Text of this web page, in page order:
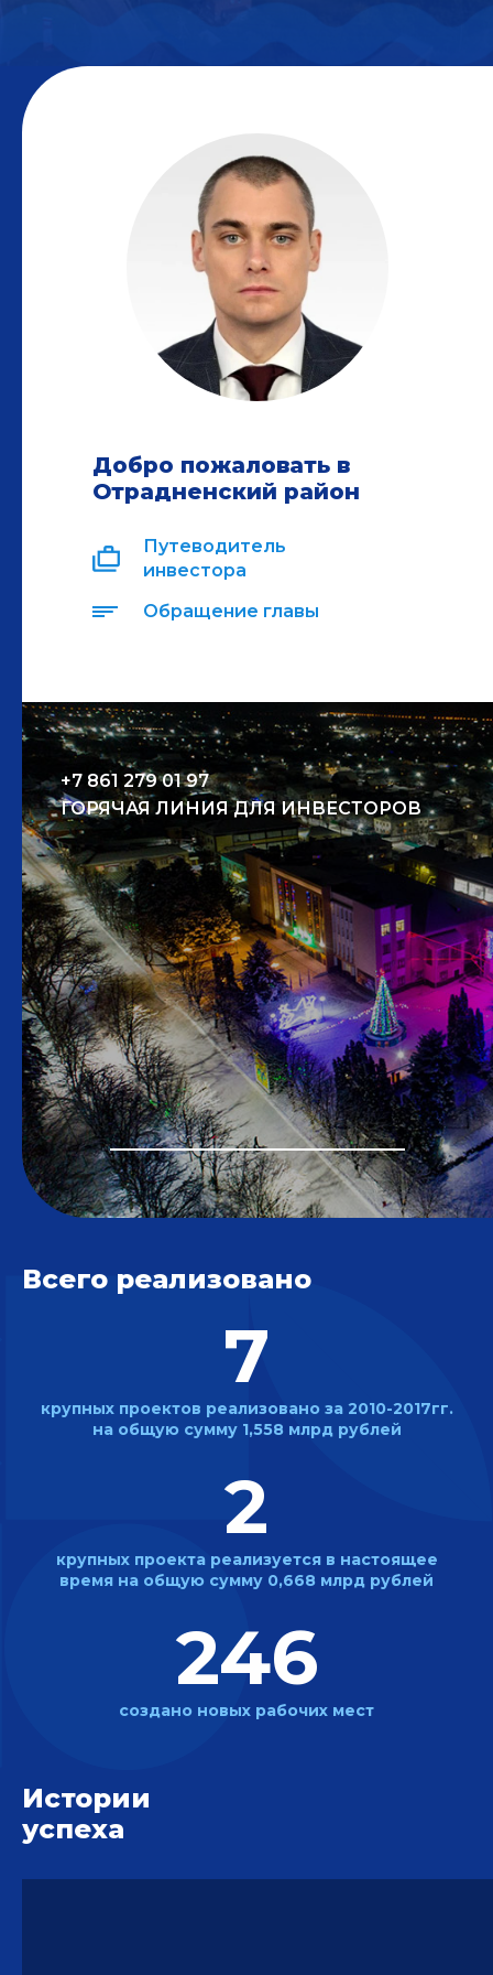
Добро пожаловать в
Отрадненский район
Путеводитель
инвестора
Обращение главы
+7 861 279 01 97
ГОРЯЧАЯ ЛИНИЯ ДЛЯ ИНВЕСТОРОВ
Всего реализовано
7
крупных проектов реализовано за 2010-2017гг.
на общую сумму 1,558 млрд рублей
2
крупных проекта реализуется в настоящее
время на общую сумму 0,668 млрд рублей
246
создано новых рабочих мест
Истории
успеха